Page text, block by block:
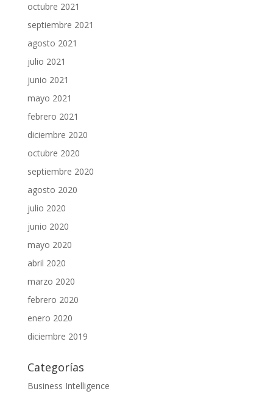
octubre 2021
septiembre 2021
agosto 2021
julio 2021
junio 2021
mayo 2021
febrero 2021
diciembre 2020
octubre 2020
septiembre 2020
agosto 2020
julio 2020
junio 2020
mayo 2020
abril 2020
marzo 2020
febrero 2020
enero 2020
diciembre 2019
Categorías
Business Intelligence